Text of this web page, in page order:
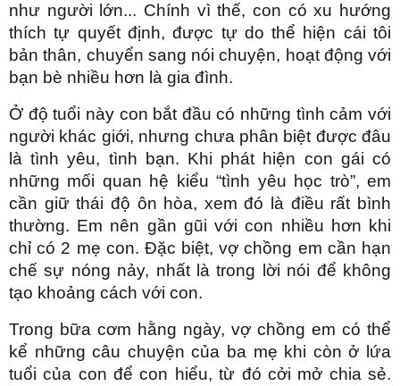
như người lớn... Chính vì thế, con có xu hướng
thích tự quyết định, được tự do thể hiện cái tôi
bản thân, chuyển sang nói chuyện, hoạt động với
bạn bè nhiều hơn là gia đình.
Ở độ tuổi này con bắt đầu có những tình cảm với
người khác giới, nhưng chưa phân biệt được đâu
là tình yêu, tình bạn. Khi phát hiện con gái có
những mối quan hệ kiểu “tình yêu học trò”, em
cần giữ thái độ ôn hòa, xem đó là điều rất bình
thường. Em nên gần gũi với con nhiều hơn khi
chỉ có 2 mẹ con. Đặc biệt, vợ chồng em cần hạn
chế sự nóng nảy, nhất là trong lời nói để không
tạo khoảng cách với con.
Trong bữa cơm hằng ngày, vợ chồng em có thể
kể những câu chuyện của ba mẹ khi còn ở lứa
tuổi của con để con hiểu, từ đó cởi mở chia sẻ.